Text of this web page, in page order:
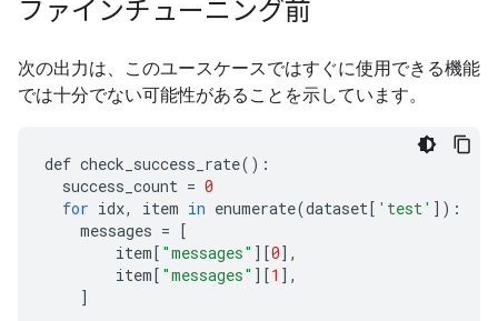
      "role": "assistant",
        {
          "function": {
            "arguments": {
"query": "travel meal reimbursement
            },
            "name": "search_knowledge_base"
          },
          "type": "function"
        }
    }
ファインチューニング前
次の出力は、このユースケースではすぐに使用できる機能
では十分でない可能性があることを示しています。
def check_success_rate():
success_count = 0
for idx, item in enumerate(dataset[ 'test' ]):
messages = [
item[ "messages" ][0],
item[ "messages" ][1 ],
]